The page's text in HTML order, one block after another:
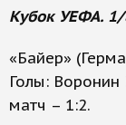
Кубок УЕФА.
«Байер»
Голы:
матч – 1:2.